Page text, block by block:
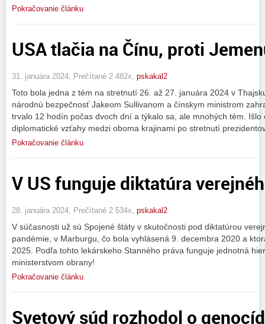
Pokračovanie článku
USA tlačia na Čínu, proti
31. januára 2024, Prečítané 2 482x, pskakal2
Toto bola jedna z tém na stretnutí 26. až 27. januára 2024 v
národnú bezpečnosť Jakeom Sullivanom a čínskym ministrom
trvalo 12 hodín počas dvoch dní a týkalo sa, ale mnohých tém.
diplomatické vzťahy medzi oboma krajinami po stretnutí
Pokračovanie článku
V US funguje diktatúra
28. januára 2024, Prečítané 2 534x, pskakal2
V súčasnosti už sú Spojené štáty v skutočnosti pod diktatúrou
pandémie, v Marburgu, čo bola vyhlásená 9. decembra 2020 a
2025. Podľa tohto lekárskeho Stanného práva funguje jednotná
ministerstvom obrany!
Pokračovanie článku
Svetový súd rozhodol o